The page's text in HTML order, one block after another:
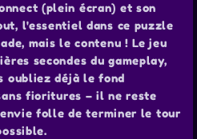
(plein écran) et son
l'essentiel dans ce puzzle
mais le contenu ! Le jeu
secondes du gameplay,
oubliez déjà le fond
fioritures – il ne reste
folle de terminer le tour